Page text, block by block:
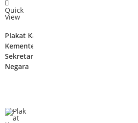
Quick
View
Plakat Kayu
Kementerian
Sekretariat
Negara